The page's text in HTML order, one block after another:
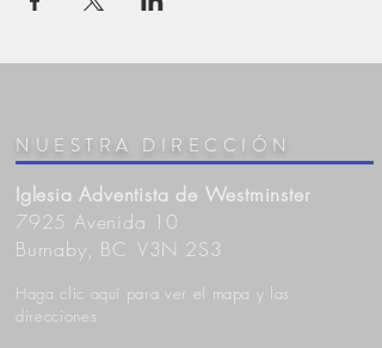
NUESTRA DIRECCIÓN
Iglesia Adventista de Westminster
7925 Avenida 10
Burnaby, BC V3N 2S3
Haga clic aquí para ver el mapa y las
direcciones